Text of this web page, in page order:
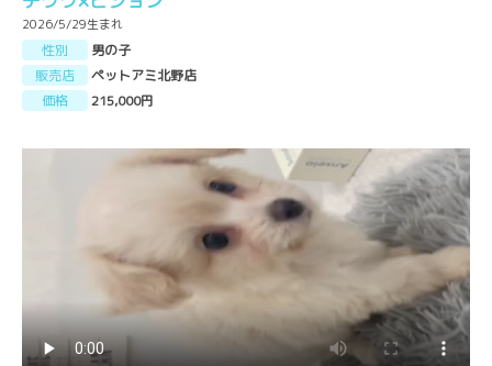
2026/5/29生まれ
性別
男の子
販売店
ペットアミ北野店
価格
215,000円